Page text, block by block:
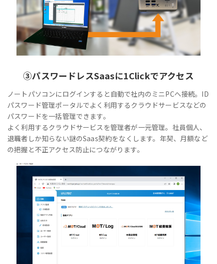
③パスワードレスSaasに1Clickでアクセス
ノートパソコンにログインすると自動で社内のミニPCへ接続。ID
パスワード管理ポータルでよく利用するクラウドサービスなどの
パスワードを一括管理できます。
よく利用するクラウドサービスを管理者が一元管理。社員個人、
退職者しか知らない謎のSaas契約をなくします。年契、月額など
の把握と不正アクセス防止につながります。